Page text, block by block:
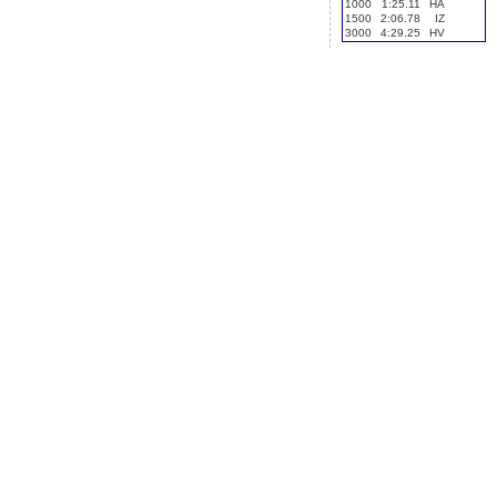
1000 1:25.11
HA
1500
2:06.78
IZ
3000
4:29.25 HV